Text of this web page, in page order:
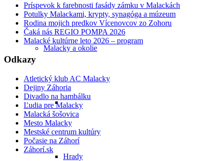
Malacky a okolie
Hrady
Príspevok k farebnosti fasády zámku v Malackách
Potulky Malackami, krypty, synagóga a múzeum
Rodina mojich predkov Vícenovcov zo Zohoru
Čaká nás REGIO POMPA 2026
Malacké kultúrne leto 2026 – program
Odkazy
Atletický klub AC Malacky
Dejiny Záhoria
Divadlo na hambálku
Ľudia pre Malacky
Malacká šošovica
Mesto Malacky
Mestské centrum kultúry
Počasie na Záhorí
Záhorí.sk